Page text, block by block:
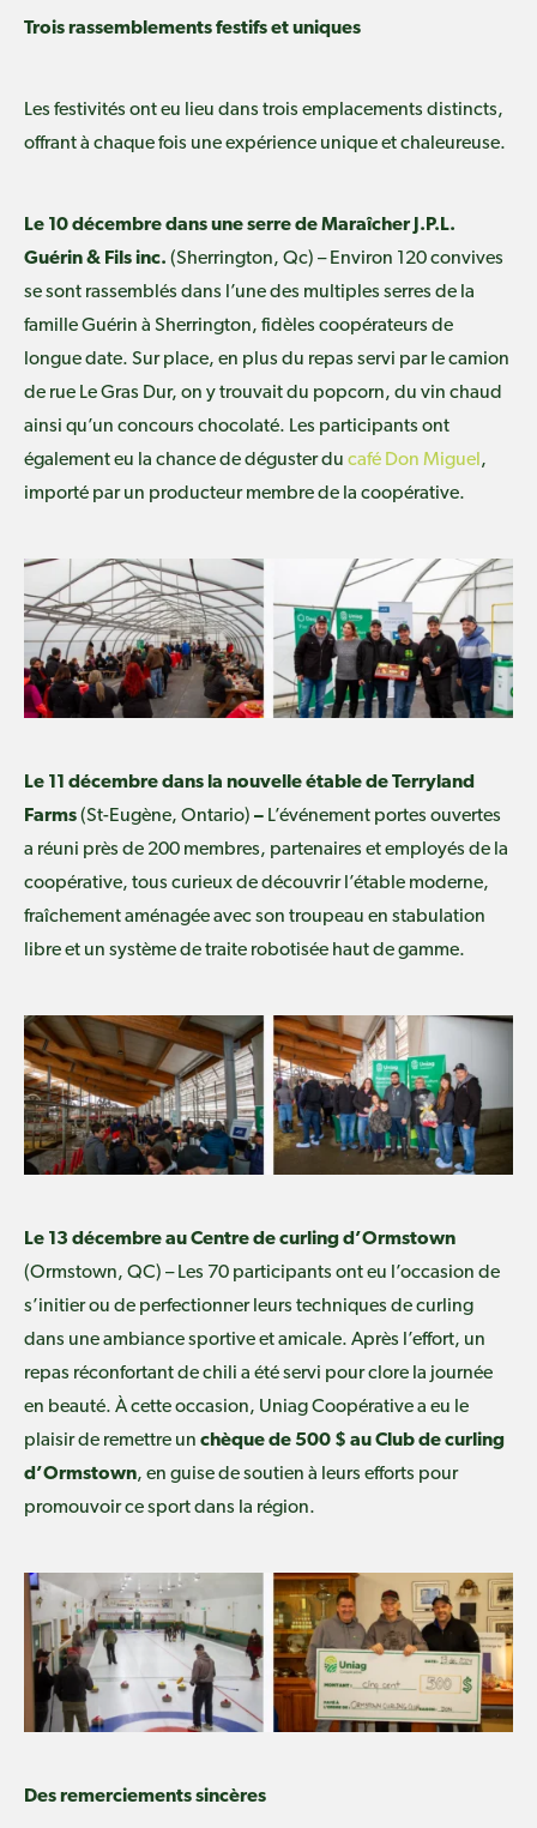
Trois rassemblements festifs et uniques
Les festivités ont eu lieu dans trois emplacements distincts,
offrant à chaque fois une expérience unique et chaleureuse.
Le 10 décembre dans une serre de Maraîcher J.P.L.
Guérin& Fils inc. (Sherrington, Qc) – Environ 120 convives
se sont rassemblés dans l’une des multiples serres de la
famille Guérin à Sherrington, fidèles coopérateurs de
longue date. Sur place, en plus du repas servi par le camion
de rue Le Gras Dur, on y trouvait du popcorn, du vin chaud
ainsi qu’un concours chocolaté. Les participants ont
également eu la chance de déguster du café Don Miguel ,
importé par un producteur membre de la coopérative.
Le 11 décembre dans la nouvelle étable de Terryland
Farms(St-Eugène, Ontario) – L’événement portes ouvertes
a réuni près de 200 membres, partenaires et employés de la
coopérative, tous curieux de découvrir l’étable moderne,
fraîchement aménagée avec son troupeau en stabulation
libre et un système de traite robotisée haut de gamme.
Le 13 décembre au Centre de curling d’Ormstown
(Ormstown, QC) – Les 70 participants ont eu l’occasion de
s’initier ou de perfectionner leurs techniques de curling
dans une ambiance sportive et amicale. Après l’effort, un
repas réconfortant de chili a été servi pour clore la journée
en beauté. À cette occasion, Uniag Coopérative a eu le
plaisir de remettre un chèque de 500 $ au Club de curling
d’Ormstown, en guise de soutien à leurs efforts pour
promouvoir ce sport dans la région.
Des remerciements sincères